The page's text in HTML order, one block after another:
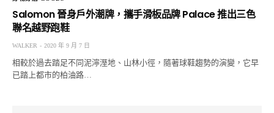
Salomon 晉身戶外潮牌，攜手滑板品牌 Palace 推出三色
聯名越野跑鞋
WALKER 2020 年 9 月 7 日
相較於過去踏足不同泥濘溼地、山林小徑，隨著球鞋趨勢的演變，它早
已踏上都市的柏油路…